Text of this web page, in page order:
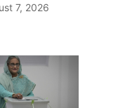
7, 2026